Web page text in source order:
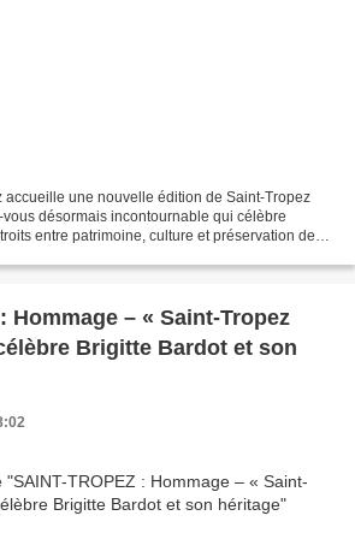
accueille une nouvelle édition de Saint-Tropez
désormais incontournable qui célèbre
entre patrimoine, culture et préservation de
Hommage – « Saint-Tropez
Brigitte Bardot et son